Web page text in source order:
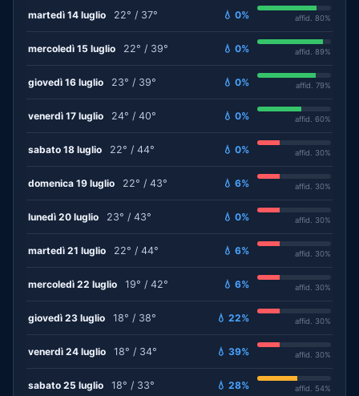
martedì 14 luglio 22° / 37° 💧 0% affid. 80%
mercoledì 15 luglio 22° / 39° 💧 0% affid. 89%
giovedì 16 luglio 23° / 39° 💧 0% affid. 79%
venerdì 17 luglio 24° / 40° 💧 0% affid. 60%
sabato 18 luglio 22° / 44° 💧 0% affid. 30%
domenica 19 luglio 22° / 43° 💧 6% affid. 30%
lunedì 20 luglio 23° / 43° 💧 0% affid. 30%
martedì 21 luglio 22° / 44° 💧 6% affid. 30%
mercoledì 22 luglio 19° / 42° 💧 6% affid. 30%
giovedì 23 luglio 18° / 38° 💧 22% affid. 30%
venerdì 24 luglio 18° / 34° 💧 39% affid. 30%
sabato 25 luglio 18° / 33° 💧 28% affid. 54%